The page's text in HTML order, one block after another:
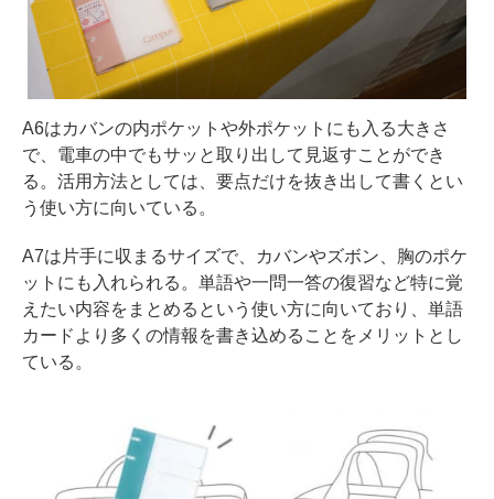
A6はカバンの内ポケットや外ポケットにも入る大きさ
で、電車の中でもサッと取り出して見返すことができ
る。活用方法としては、要点だけを抜き出して書くとい
う使い方に向いている。
A7は片手に収まるサイズで、カバンやズボン、胸のポケ
ットにも入れられる。単語や一問一答の復習など特に覚
えたい内容をまとめるという使い方に向いており、単語
カードより多くの情報を書き込めることをメリットとし
ている。